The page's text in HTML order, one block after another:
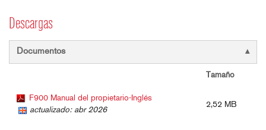
Idioma/Región
Descargas
Documentos
Tamaño
F900 Manual del propietario-Inglés
actualizado: abr 2026
2,52 MB